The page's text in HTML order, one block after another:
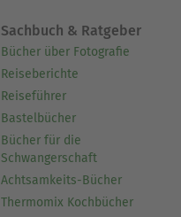
Sachbuch & Ratgeber
Bücher über Fotografie
Reiseberichte
Reiseführer
Bastelbücher
Bücher für die
Schwangerschaft
Achtsamkeits-Bücher
Thermomix Kochbücher